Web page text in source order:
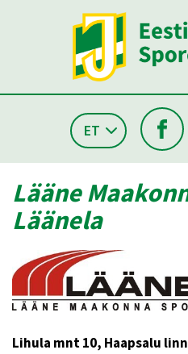
ET
Lääne
Läänela
Lihula mnt 10, Haapsalu